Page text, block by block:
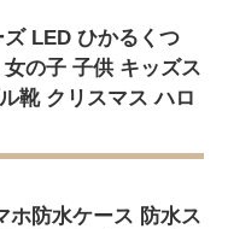
LED ひかるくつ
の子 子供 キッズス
靴 クリスマス ハロ
ホ防水ケース 防水ス